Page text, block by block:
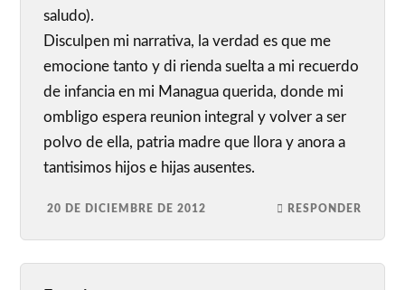
saludo).
Disculpen mi narrativa, la verdad es que me
emocione tanto y di rienda suelta a mi recuerdo
de infancia en mi Managua querida, donde mi
ombligo espera reunion integral y volver a ser
polvo de ella, patria madre que llora y anora a
tantisimos hijos e hijas ausentes.
20 DE DICIEMBRE DE 2012 RESPONDER